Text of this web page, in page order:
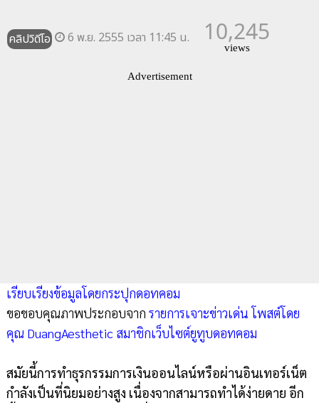
คลิปวิดีโอ 6 พ.ย. 2555 เวลา 11:45 น. 10,245
views
Advertisement
เรียบเรียงข้อมูลโดยกระปุกดอทคอม
ขอขอบคุณภาพประกอบจาก รายการเจาะข่าวเด่น โพสต์โดย
คุณ DuangAesthetic สมาชิกเว็บไซต์ยูทูบดอทคอม
สมัยนี้การทำธุรกรรมการเงินออนไลน์หรือผ่านอินเทอร์เน็ต
กำลังเป็นที่นิยมอย่างสูง เนื่องจากสามารถทำได้ง่ายดาย อีก